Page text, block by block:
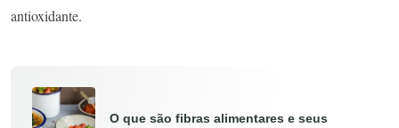
antioxidante.
O que são fibras alimentares e seus